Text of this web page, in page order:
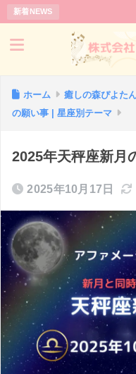
新着NEWS
ホーム 癒しの森ぴよた
の願い事 | 星座別テーマ
2025年天秤座新月
2025年10月17日